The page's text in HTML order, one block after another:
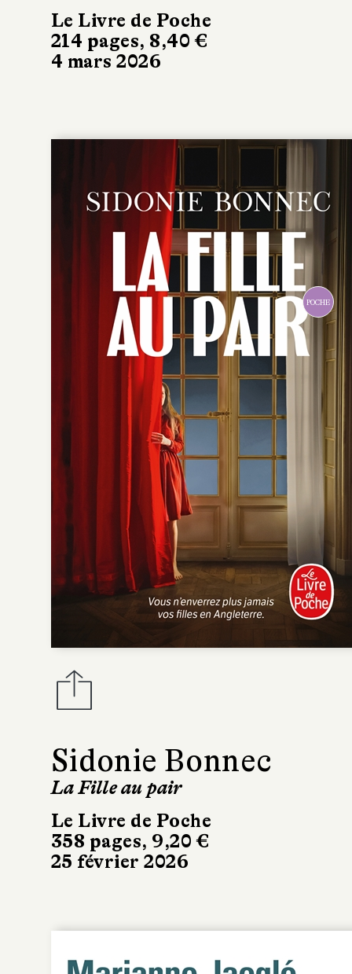
Le Livre de Poche
214 pages, 8,40 €
4 mars 2026
POCHE
Sidonie Bonnec
La Fille au pair
Le Livre de Poche
358 pages, 9,20 €
25 février 2026